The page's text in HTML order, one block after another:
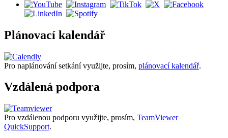
Plánovací kalendář
Pro naplánování setkání využijte, prosím, plánovací kalendář.
Vzdálená podpora
Pro vzdálenou podporu využijte, prosím, TeamViewer
QuickSupport.